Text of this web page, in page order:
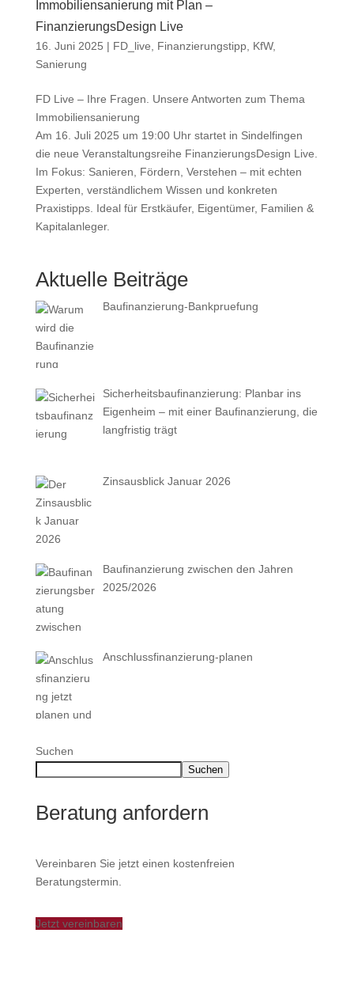
Immobiliensanierung mit Plan –
FinanzierungsDesign Live
16. Juni 2025 | FD_live Finanzierungstipp, KfW,
Sanierung
FD Live – Ihre Fragen. Unsere Antworten zum Thema
Immobiliensanierung
Am 16. Juli 2025 um 19:00 Uhr startet in Sindelfingen
die neue Veranstaltungsreihe FinanzierungsDesign Live.
Im Fokus: Sanieren, Fördern, Verstehen – mit echten
Experten, verständlichem Wissen und konkreten
Praxistipps. Ideal für Erstkäufer, Eigentümer, Familien &
Kapitalanleger.
Aktuelle Beiträge
Baufinanzierung-Bankpruefung
Sicherheitsbaufinanzierung: Planbar ins
Eigenheim – mit einer Baufinanzierung, die
langfristig trägt
Zinsausblick Januar 2026
Baufinanzierung zwischen den Jahren
2025/2026
Anschlussfinanzierung-planen
Suchen
Suchen
Beratung anfordern
Vereinbaren Sie jetzt einen kostenfreien
Beratungstermin.
Jetzt vereinbaren